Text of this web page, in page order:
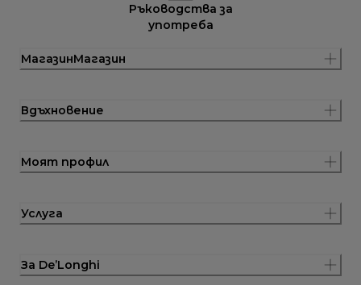
Ръководства за
употреба
МагазинМагазин
Вдъхновение
Моят профил
Услуга
За De’Longhi